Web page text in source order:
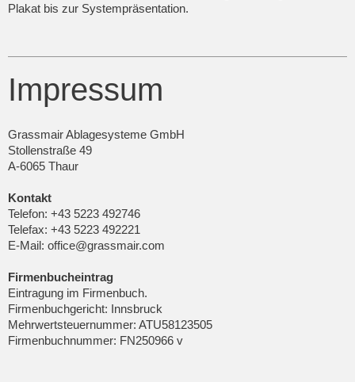
Plakat bis zur Systempräsentation.
Impressum
Grassmair Ablagesysteme GmbH
Stollenstraße 49
A-6065 Thaur
Kontakt
Telefon: +43 5223 492746
Telefax: +43 5223 492221
E-Mail: office@grassmair.com
Firmenbucheintrag
Eintragung im Firmenbuch.
Firmenbuchgericht: Innsbruck
Mehrwertsteuernummer: ATU58123505
Firmenbuchnummer: FN250966 v